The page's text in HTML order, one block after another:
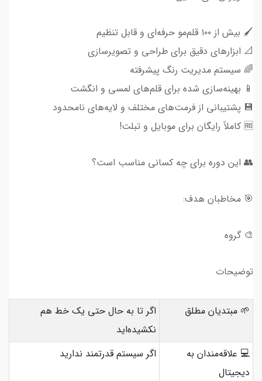
🖌️ بیش از ۱۰۰ قلم‌مو حرفه‌ای و قابل تنظیم
📐 ابزارهای دقیق برای طراحی و تصویرسازی
🌈 سیستم مدیریت رنگ پیشرفته
📱 بهینه‌سازی شده برای قلم‌های لمسی و انگشت
💾 پشتیبانی از فرمت‌های مختلف و لایه‌های نامحدود
🆓 کاملاً رایگان برای موبایل و تبلت!
👥 این دوره برای چه کسانی مناسب است؟
🎯 مخاطبان هدف:
🎨 گروه
توضیحات
🌱 مبتدیان مطلق
اگر تا به حال حتی یک خط هم
نکشیده‌اید
💻 علاقه‌مندان به
دیجیتال
اگر سیستم قدرتمند ندارید